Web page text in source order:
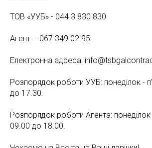
ТОВ «УУБ» - 044 3 830 830
Агент – 067 349 02 95
Електронна адреса:
Розпорядок роботи УУБ: понеділок -
до 17.30.
Розпорядок роботи Агента: понеділок
09.00 до 18.00.